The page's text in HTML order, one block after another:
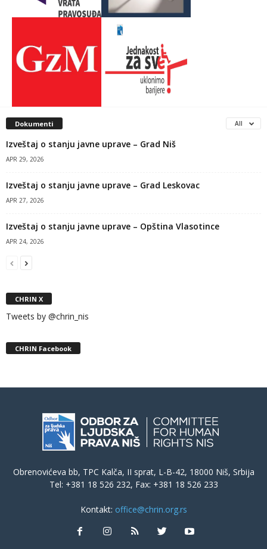
Dokumenti All
Izveštaj o stanju javne uprave – Grad Niš
APR 29, 2026
Izveštaj o stanju javne uprave – Grad Leskovac
APR 27, 2026
Izveštaj o stanju javne uprave – Opština Vlasotince
APR 24, 2026
CHRIN X
Tweets by @chrin_nis
CHRIN Facebook
Obrenovićeva bb, TPC Kalča, II sprat, L-B-42, 18000 Niš, Srbija
Tel: +381 18 526 232, Fax: +381 18 526 233
Kontakt: office@chrin.org.rs